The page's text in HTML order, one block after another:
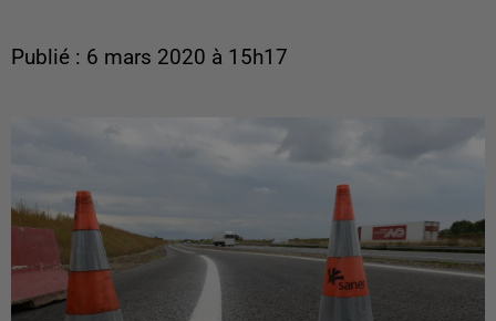
Publié : 6 mars 2020 à 15h17